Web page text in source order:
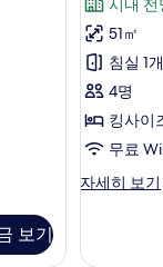
지
원
사
진
모
두
보
각
장
애
인
지
자
세
보
보기
침
실
개,
시
내
전
후
기
4
개)
시내 전
51㎡
침실 1개
4명
킹사이
무료
자세히 보기
스
실